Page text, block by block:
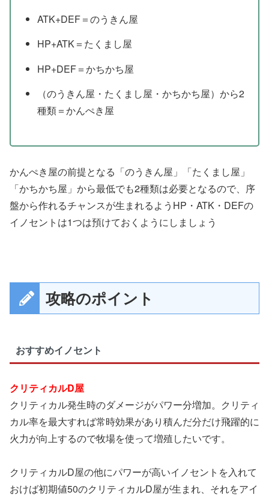
ATK+DEF＝のうきん屋
HP+ATK＝たくまし屋
HP+DEF＝かちかち屋
（のうきん屋・たくまし屋・かちかち屋）から2
種類＝かんぺき屋
かんぺき屋の前提となる「のうきん屋」「たくまし屋」
「かちかち屋」から最低でも2種類は必要となるので、序
盤から作れるチャンスが生まれるようHP・ATK・DEFの
イノセントは1つは預けておくようにしましょう
攻略のポイント
おすすめイノセント
クリティカルD屋
クリティカル発生時のダメージがパワー分増加。クリティ
カル率を最大すれば常時効果があり積んだ分だけ飛躍的に
火力が向上するので牧場を使って増殖したいです。
クリティカルD屋の他にパワーが高いイノセントを入れて
おけば初期値50のクリティカルD屋が生まれ、それをアイ